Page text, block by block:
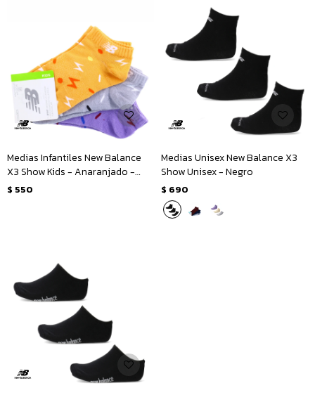
Medias Infantiles New Balance
X3 Show Kids - Anaranjado -
Gris - Violeta
$ 550
Medias Unisex New Balance X3
Show Unisex - Negro
$ 690